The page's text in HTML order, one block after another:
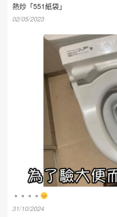
熱炒「551紙袋」
02/05/2023
。。。。
31/10/2024